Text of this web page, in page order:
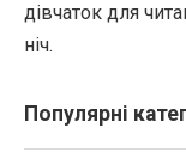
дівчаток для
ніч.
Популярні